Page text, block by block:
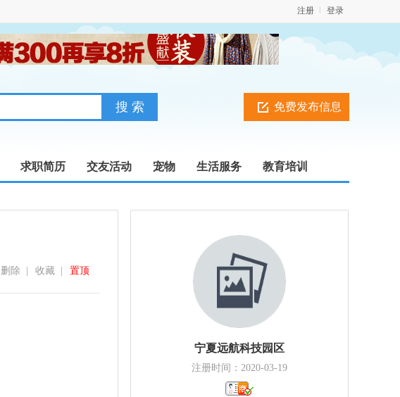
登录
注册
免费发布信息
求职简历 交友活动 宠物 生活服务 教育培训
置顶
收藏
删除
宁夏远航科技园区
注册时间：2020-03-19